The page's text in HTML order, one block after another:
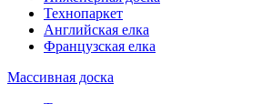
Технопаркет
Английская елка
Французская елка
Массивная доска